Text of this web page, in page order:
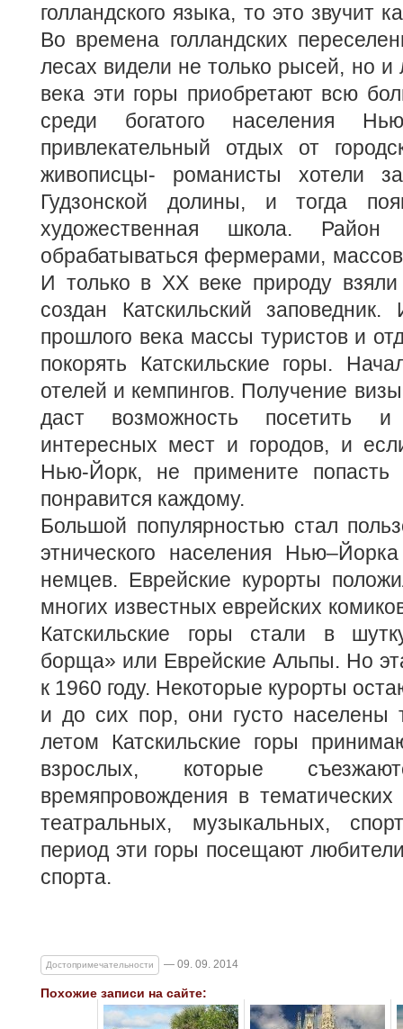
голландского языка, то это звучит
Во времена голландских
лесах видели не только рысей, но и
века эти горы приобретают всю
среди богатого населения
привлекательный отдых от
живописцы- романисты хотели
Гудзонской долины, и тогда
художественная школа. Район
обрабатываться фермерами,
И только в XX веке природу
создан Катскильский
прошлого века массы туристов и
покорять Катскильские горы.
отелей и кемпингов. Получение
даст возможность посетить
интересных мест и городов, и
Нью-Йорк, не примените попасть
понравится каждому.
Большой популярностью стал
этнического населения
немцев. Еврейские курорты
многих известных еврейских
Катскильские горы стали в
борща» или Еврейские Альпы. Но
к 1960 году. Некоторые курорты
и до сих пор, они густо населены
летом Катскильские горы
взрослых, которые
времяпровождения в тематических
театральных, музыкальных,
период эти горы посещают
спорта.
Достопримечательности — 09. 09. 2014
Похожие записи на сайте: